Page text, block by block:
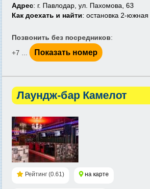
Адрес: г. Павлодар, ул. Пахомова, 63
Как доехать и найти: остановка 2-южная
Позвонить без посредников:
+7 ...
Показать номер
Лаундж-бар Камелот
Рейтинг (0.61) на карте